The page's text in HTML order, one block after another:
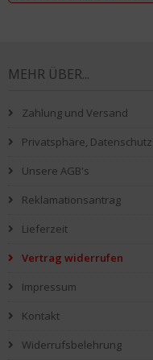
MEHR ÜBER...
Zahlung und Versand
Privatsphäre, Datenschutz
Unsere AGB's
Reklamationsantrag
Lieferzeit
Vertrag widerrufen
Impressum
Kontakt
Widerrufsbelehrung